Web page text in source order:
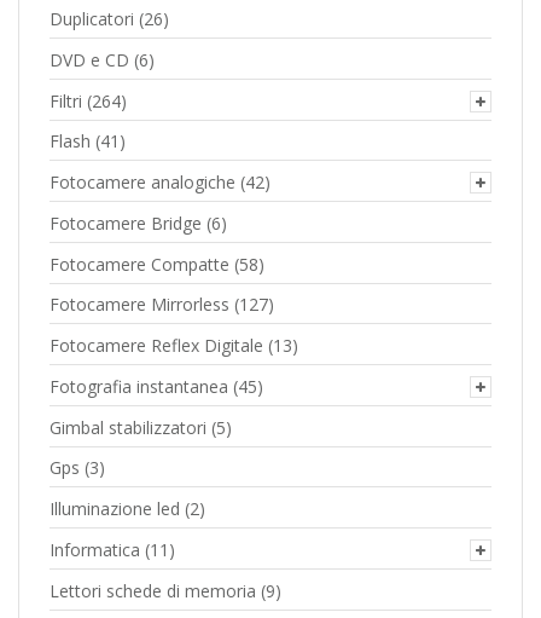
Duplicatori (26)
DVD e CD (6)
Filtri (264)
Flash (41)
Fotocamere analogiche (42)
Fotocamere Bridge (6)
Fotocamere Compatte (58)
Fotocamere Mirrorless (127)
Fotocamere Reflex Digitale (13)
Fotografia instantanea (45)
Gimbal stabilizzatori (5)
Gps (3)
Illuminazione led (2)
Informatica (11)
Lettori schede di memoria (9)